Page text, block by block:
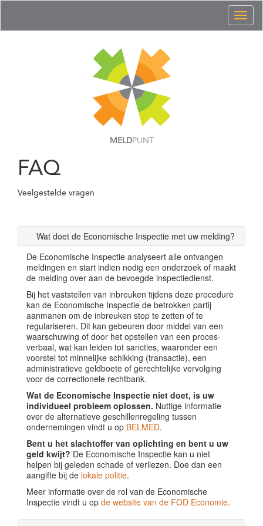
MELDPUNT
FAQ
Veelgestelde vragen
Wat doet de Economische Inspectie met uw melding?
De Economische Inspectie analyseert alle ontvangen
meldingen en start indien nodig een onderzoek of maakt
de melding over aan de bevoegde inspectiedienst.
Bij het vaststellen van inbreuken tijdens deze procedure
kan de Economische Inspectie de betrokken partij
aanmanen om de inbreuken stop te zetten of te
regulariseren. Dit kan gebeuren door middel van een
waarschuwing of door het opstellen van een proces-
verbaal, wat kan leiden tot sancties, waaronder een
voorstel tot minnelijke schikking (transactie), een
administratieve geldboete of gerechtelijke vervolging
voor de correctionele rechtbank.
Wat de Economische Inspectie niet doet, is uw
individueel probleem oplossen. Nuttige informatie
over de alternatieve geschillenregeling tussen
ondernemingen vindt u op BELMED.
Bent u het slachtoffer van oplichting en bent u uw
geld kwijt? De Economische Inspectie kan u niet
helpen bij geleden schade of verliezen. Doe dan een
aangifte bij de lokale politie.
Meer informatie over de rol van de Economische
Inspectie vindt u op de website van de FOD Economie.